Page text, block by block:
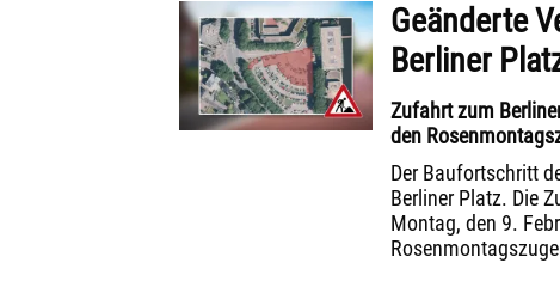
Geänderte
Berliner
Zufahrt zum
den
Der Baufortschritt
Berliner Platz. Die
Montag, den 9.